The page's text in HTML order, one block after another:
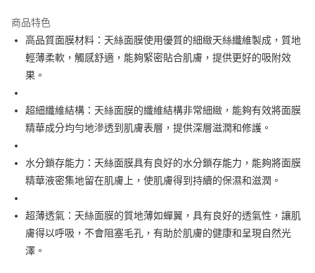
合作金庫商業銀行
華南商業銀行
彰化商業銀行
上海商業儲蓄銀行
台北富邦商業銀行
國泰世華商業銀行
匯豐（台灣）商業銀行
華泰商業銀行
聯邦商業銀行
遠東國際商業銀行
元大商業銀行
永豐商業銀行
台新國際商業銀行
中國信託商業銀行
台灣樂天信用卡公司
超商取貨付款
LINE Pay
街口支付
AFTEE先享後付
相關說明
【關於「AFTEE先享後付」】
AFTEE先享後付是「在收到商品之後才付款」的支付方式。 讓您購物簡單
便利好安心！
１．簡單：不需註冊會員、不需綁卡、不需儲值。
２．便利：只要手機號碼，簡訊認證，即可結帳。
運送方式
商品特色
高品質面膜材料：天絲面膜使用優質的細緻天絲纖維製成，質地
輕薄柔軟，觸感舒適，能夠緊密貼合肌膚，提供更好的吸附效
果。
超細纖維結構：天絲面膜的纖維結構非常細緻，能夠有效將面膜
精華成分均勻地滲透到肌膚表層，提供深層滋潤和修護。
水分鎖存能力：天絲面膜具有良好的水分鎖存能力，能夠將面膜
精華液密集地留在肌膚上，使肌膚得到持續的保濕和滋潤。
超薄透氣：天絲面膜的質地薄如蟬翼，具有良好的透氣性，讓肌
膚得以呼吸，不會阻塞毛孔，有助於肌膚的健康和呈現自然光
澤。